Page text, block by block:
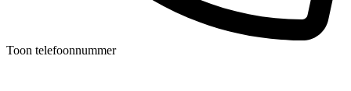
Toon telefoonnummer